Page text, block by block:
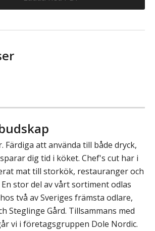
Färdiga att använda till både dryck,
dig tid i köket. Chef's cut har i
mat till storkök, restauranger och
stor del av vårt sortiment odlas
två av Sveriges främsta odlare,
Steglinge Gård. Tillsammans med
vi i företagsgruppen Dole Nordic.